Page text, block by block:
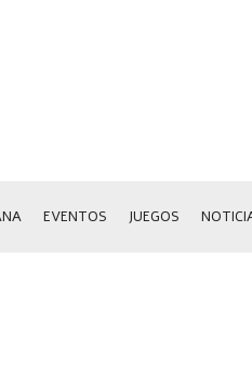
EVENTOS JUEGOS